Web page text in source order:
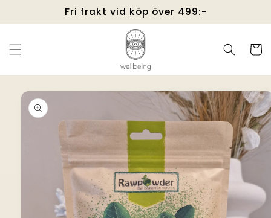
Fri frakt vid köp över 499:-
vidare till